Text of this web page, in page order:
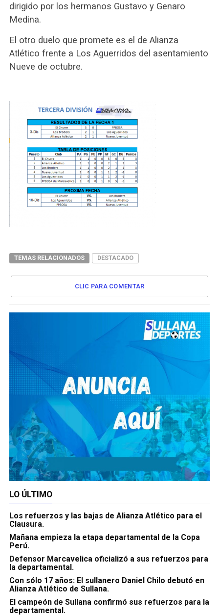
dirigido por los hermanos Gustavo y Genaro
Medina.
El otro duelo que promete es el de Alianza
Atlético frente a Los Aguerridos del asentamiento
Nueve de octubre.
TEMAS RELACIONADOS DESTACADO
CLIC PARA COMENTAR
LO ÚLTIMO
Los refuerzos y las bajas de Alianza Atlético para el
Clausura.
Mañana empieza la etapa departamental de la Copa
Perú.
Defensor Marcavelica oficializó a sus refuerzos para
la departamental.
Con sólo 17 años: El sullanero Daniel Chilo debutó en
Alianza Atlético de Sullana.
El campeón de Sullana confirmó sus refuerzos para la
departamental.